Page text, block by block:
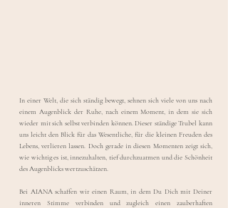
In einer Welt, die sich ständig bewegt, sehnen sich viele von uns nach
einem Augenblick der Ruhe, nach einem Moment, in dem sie sich
wieder mit sich selbst verbinden können. Dieser ständige Trubel kann
uns leicht den Blick für das Wesentliche, für die kleinen Freuden des
Lebens, verlieren lassen. Doch gerade in diesen Momenten zeigt sich,
wie wichtig es ist, innezuhalten, tief durchzuatmen und die Schönheit
des Augenblicks wertzuschätzen.
Bei AIANA schaffen wir einen Raum, in dem Du Dich mit Deiner
inneren Stimme verbinden und zugleich einen zauberhaften